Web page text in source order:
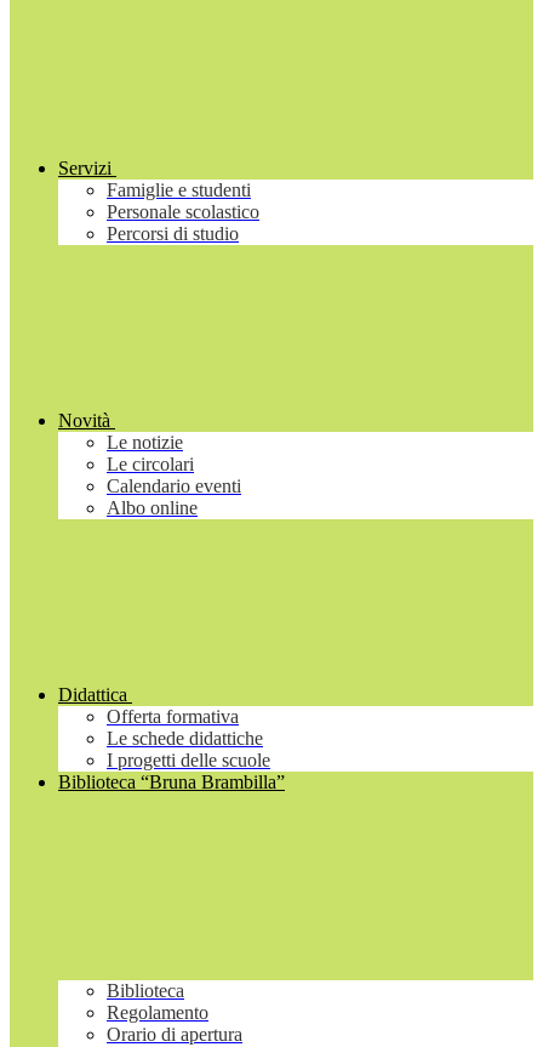
Servizi
Famiglie e studenti
Personale scolastico
Percorsi di studio
Novità
Le notizie
Le circolari
Calendario eventi
Albo online
Didattica
Offerta formativa
Le schede didattiche
I progetti delle scuole
Biblioteca “Bruna Brambilla”
Biblioteca
Regolamento
Orario di apertura